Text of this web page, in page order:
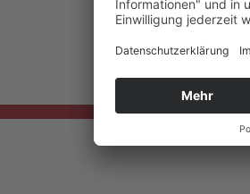
WordPress Theme